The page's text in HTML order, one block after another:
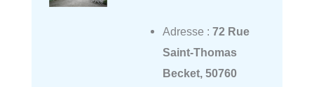
Adresse : 72 Rue
Saint-Thomas
Becket, 50760